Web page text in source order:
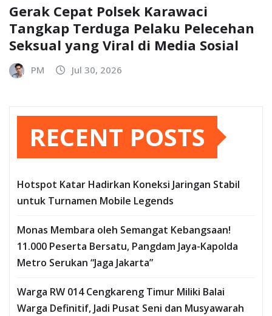
Gerak Cepat Polsek Karawaci
Tangkap Terduga Pelaku Pelecehan
Seksual yang Viral di Media Sosial
PM Jul 30, 2026
RECENT POSTS
Hotspot Katar Hadirkan Koneksi Jaringan Stabil
untuk Turnamen Mobile Legends
Monas Membara oleh Semangat Kebangsaan!
11.000 Peserta Bersatu, Pangdam Jaya-Kapolda
Metro Serukan “Jaga Jakarta”
Warga RW 014 Cengkareng Timur Miliki Balai
Warga Definitif, Jadi Pusat Seni dan Musyawarah